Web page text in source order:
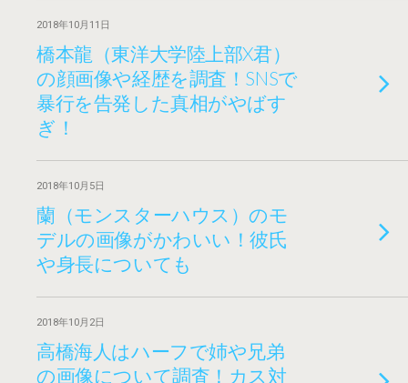
2018年10月11日
橋本龍（東洋大学陸上部X君）
の顔画像や経歴を調査！SNSで
暴行を告発した真相がやばす
ぎ！
2018年10月5日
蘭（モンスターハウス）のモ
デルの画像がかわいい！彼氏
や身長についても
2018年10月2日
高橋海人はハーフで姉や兄弟
の画像について調査！カス対